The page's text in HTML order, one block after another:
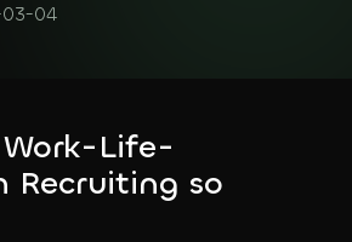
03-04
Life-
Recruiting so